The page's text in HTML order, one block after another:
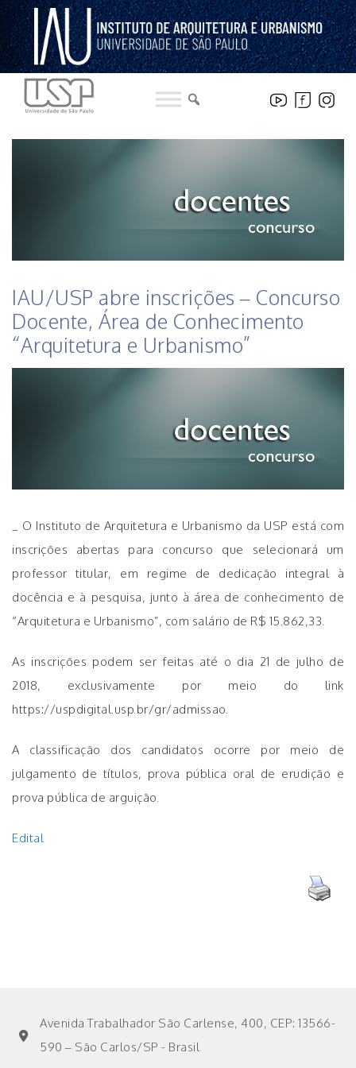
Pular
para
o
conteúdo
IAU/USP abre inscrições – Concurso
Docente, Área de Conhecimento
“Arquitetura e Urbanismo”
_ O Instituto de Arquitetura e Urbanismo da USP está com
inscrições abertas para concurso que selecionará um
professor titular, em regime de dedicação integral à
docência e à pesquisa, junto à área de conhecimento de
“Arquitetura e Urbanismo”, com salário de R$ 15.862,33.
As inscrições podem ser feitas até o dia 21 de julho de
2018, exclusivamente por meio do link
https://uspdigital.usp.br/gr/admissao.
A classificação dos candidatos ocorre por meio de
julgamento de títulos, prova pública oral de erudição e
prova pública de arguição.
Edital
Avenida Trabalhador São Carlense, 400, CEP: 13566-
590 – São Carlos/SP - Brasil